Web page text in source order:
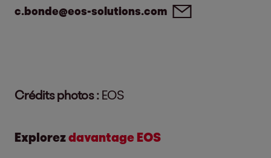
c.bonde@eos-solutions.com
Crédits photos : EOS
Explorezdavantage EOS